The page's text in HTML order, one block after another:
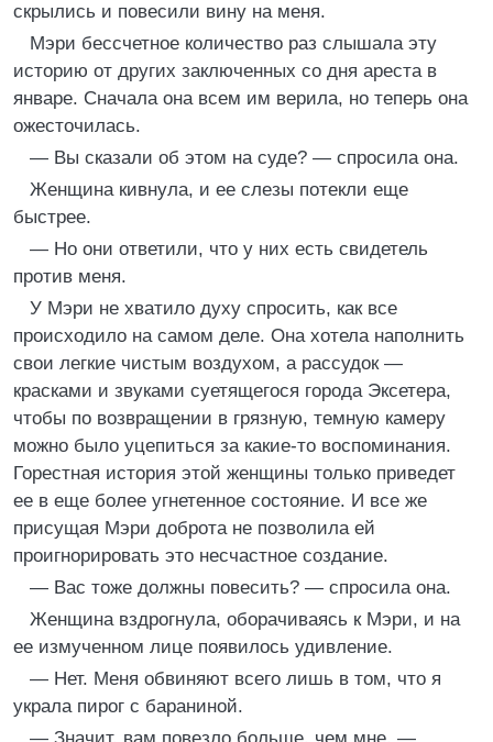
скрылись и повесили вину на меня.
Мэри бессчетное количество раз слышала эту
историю от других заключенных со дня ареста в
январе. Сначала она всем им верила, но теперь она
ожесточилась.
— Вы сказали об этом на суде? — спросила она.
Женщина кивнула, и ее слезы потекли еще
быстрее.
— Но они ответили, что у них есть свидетель
против меня.
У Мэри не хватило духу спросить, как все
происходило на самом деле. Она хотела наполнить
свои легкие чистым воздухом, а рассудок —
красками и звуками суетящегося города Эксетера,
чтобы по возвращении в грязную, темную камеру
можно было уцепиться за какие-то воспоминания.
Горестная история этой женщины только приведет
ее в еще более угнетенное состояние. И все же
присущая Мэри доброта не позволила ей
проигнорировать это несчастное создание.
— Вас тоже должны повесить? — спросила она.
Женщина вздрогнула, оборачиваясь к Мэри, и на
ее измученном лице появилось удивление.
— Нет. Меня обвиняют всего лишь в том, что я
украла пирог с бараниной.